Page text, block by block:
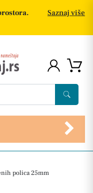
Saznaj više
polica 25mm